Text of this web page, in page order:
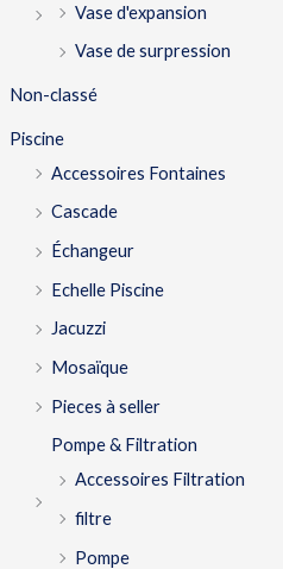
Vase d'expansion
Vase de surpression
Non-classé
Piscine
Accessoires Fontaines
Cascade
Échangeur
Echelle Piscine
Jacuzzi
Mosaïque
Pieces à seller
Pompe & Filtration
Accessoires Filtration
filtre
Pompe